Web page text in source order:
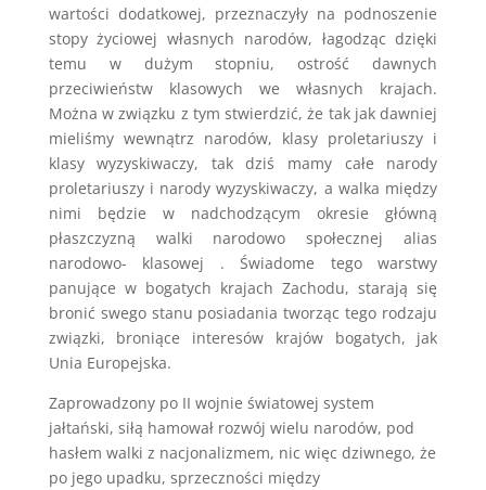
wartości dodatkowej, przeznaczyły na podnoszenie
stopy życiowej własnych narodów, łagodząc dzięki
temu w dużym stopniu, ostrość dawnych
przeciwieństw klasowych we własnych krajach.
Można w związku z tym stwierdzić, że tak jak dawniej
mieliśmy wewnątrz narodów, klasy proletariuszy i
klasy wyzyskiwaczy, tak dziś mamy całe narody
proletariuszy i narody wyzyskiwaczy, a walka między
nimi będzie w nadchodzącym okresie główną
płaszczyzną walki narodowo społecznej alias
narodowo- klasowej . Świadome tego warstwy
panujące w bogatych krajach Zachodu, starają się
bronić swego stanu posiadania tworząc tego rodzaju
związki, broniące interesów krajów bogatych, jak
Unia Europejska.
Zaprowadzony po II wojnie światowej system
jałtański, siłą hamował rozwój wielu narodów, pod
hasłem walki z nacjonalizmem, nic więc dziwnego, że
po jego upadku, sprzeczności między